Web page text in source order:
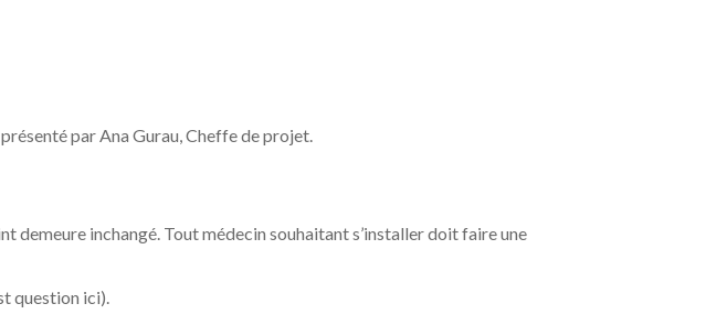
par Ana Gurau, Cheffe de projet.
demeure inchangé. Tout médecin souhaitant s’installer doit faire une
question ici).